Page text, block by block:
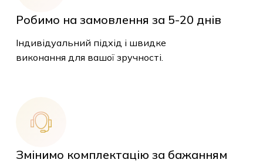
Робимо на замовлення за 5-20 днів
Індивідуальний підхід і швидке
виконання для вашої зручності.
Змінимо комплектацію за бажанням